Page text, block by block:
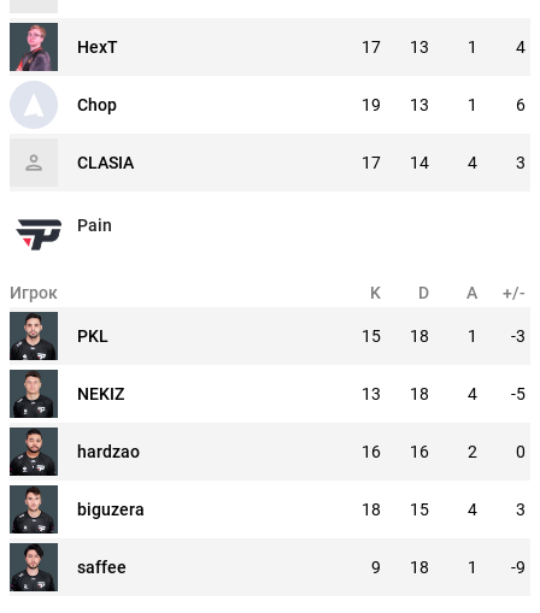
HexT 17 13 1 4
Chop 19 13 1 6
CLASIA 17 14 4 3
Pain
Игрок K D A +/-
PKL 15 18 1 -3
NEKIZ 13 18 4 -5
hardzao 16 16 2 0
biguzera 18 15 4 3
saffee 9 18 1 -9